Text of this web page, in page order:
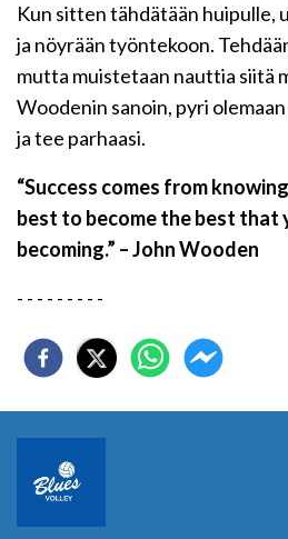
Kun sitten tähdätään huipulle,
ja nöyrään työntekoon.
mutta muistetaan nauttia siitä
Woodenin sanoin, pyri
ja tee parhaasi.
“Success comes from
best to become the best that
becoming.” – John Wooden
- - - - - - - - -